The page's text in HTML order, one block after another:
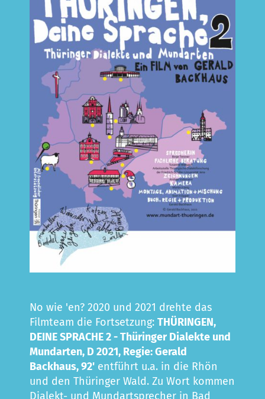
No wie 'en? 2020 und 2021 drehte das
Filmteam die Fortsetzung: THÜRINGEN,
DEINE SPRACHE 2- Thüringer Dialekte und
Mundarten, D 2021, Regie: Gerald
Backhaus, 92' entführt u.a. in die Rhön
und den Thüringer Wald. Zu Wort kommen
Dialekt- und Mundartsprecher in Bad